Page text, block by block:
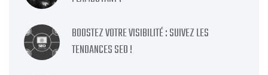
BOOSTEZ VOTRE VISIBILITÉ : SUIVEZ LES
TENDANCES SEO !